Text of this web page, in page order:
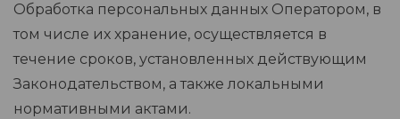
Обработка персональных данных Оператором, в
том числе их хранение, осуществляется в
течение сроков, установленных действующим
Законодательством, а также локальными
нормативными актами.